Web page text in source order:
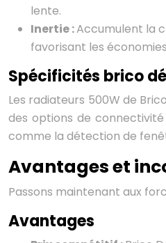
lente.
Inertie :Accumulent la
favorisant les
Spécificités brico
Les radiateurs 500W de
des options de
comme la détection de
Avantages et
Passons maintenant aux
Avantages